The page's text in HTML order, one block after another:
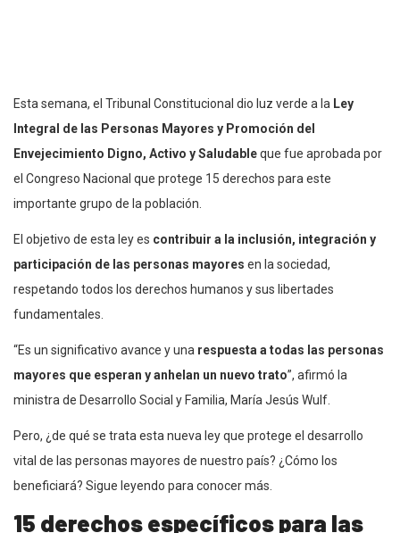
Esta semana, el Tribunal Constitucional dio luz verde a la Ley
Integral de las Personas Mayores y Promoción del
Envejecimiento Digno, Activo y Saludableque fue aprobada por
el Congreso Nacional que protege 15 derechos para este
importante grupo de la población.
El objetivo de esta ley es contribuir a la inclusión, integración y
participación de las personas mayores en la sociedad,
respetando todos los derechos humanos y sus libertades
fundamentales.
“Es un significativo avance y una respuesta a todas las personas
mayores que esperan y anhelan un nuevo trato”, afirmó la
ministra de Desarrollo Social y Familia, María Jesús Wulf.
Pero, ¿de qué se trata esta nueva ley que protege el desarrollo
vital de las personas mayores de nuestro país? ¿Cómo los
beneficiará? Sigue leyendo para conocer más.
15 derechos específicos para las